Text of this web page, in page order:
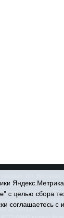
обязательна.
г. Ишим, ул.
1@obl72.ru
целью сбора
соглашаетесь с